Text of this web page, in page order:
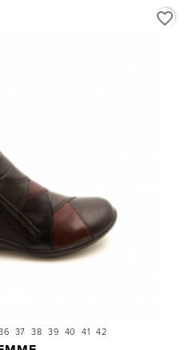
37 38 39 40 41 42
favorite_border